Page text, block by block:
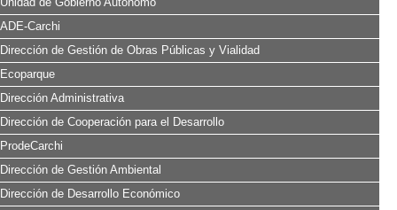
ADE-Carchi
Dirección de Gestión de Obras Públicas y Vialidad
Ecoparque
Dirección Administrativa
Dirección de Cooperación para el Desarrollo
ProdeCarchi
Dirección de Gestión Ambiental
Dirección de Desarrollo Económico